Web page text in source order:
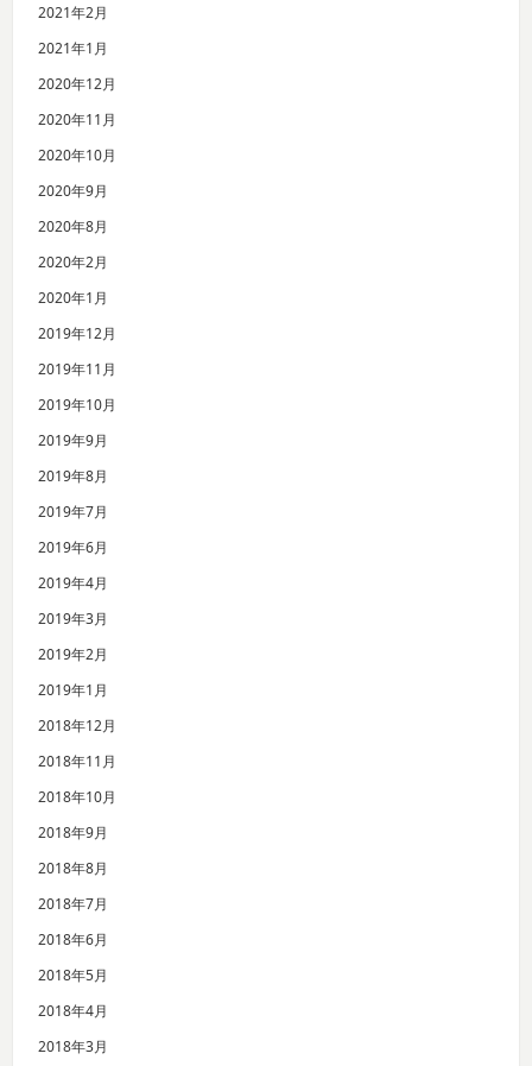
2021年2月
2021年1月
2020年12月
2020年11月
2020年10月
2020年9月
2020年8月
2020年2月
2020年1月
2019年12月
2019年11月
2019年10月
2019年9月
2019年8月
2019年7月
2019年6月
2019年4月
2019年3月
2019年2月
2019年1月
2018年12月
2018年11月
2018年10月
2018年9月
2018年8月
2018年7月
2018年6月
2018年5月
2018年4月
2018年3月